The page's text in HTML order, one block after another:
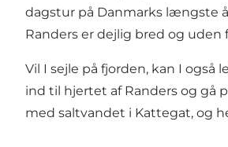
dagstur på Danmarks længste
Randers er dejlig bred og
Vil I sejle på fjorden, kan I også
ind til hjertet af Randers og gå
med saltvandet i Kattegat, og